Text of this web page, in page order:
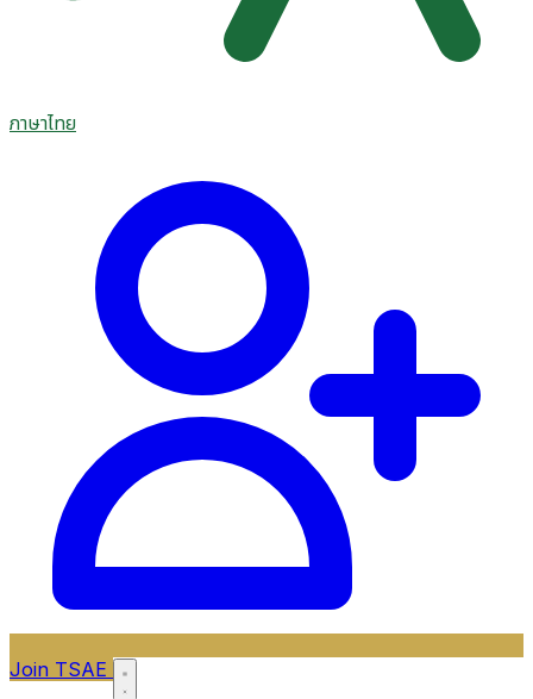
ภาษาไทย
Join TSAE